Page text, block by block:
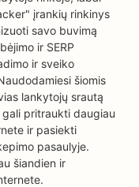
įrankių rinkinys
savo buvimą
ir SERP
ir sveiko
šiomis
lankytojų srautą
pritraukti daugiau
ir pasiekti
pasaulyje.
šiandien ir